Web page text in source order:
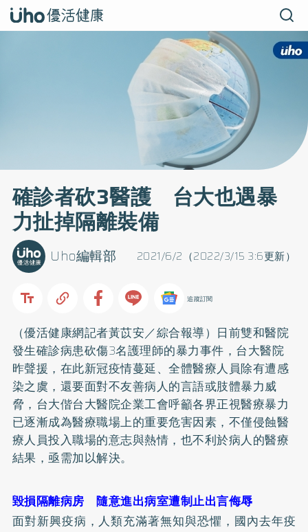
確診者砍3醫護 台大也遇暴
力扯掉隔離裝備
2021/6/2（2022/3/15 3:6更新）
Uho編輯部
追蹤訂閱
（優活健康網記者黃苡安／綜合報導）日前雙和醫院
發生確診病患砍傷3名護理師的暴力事件，台大醫院
昨聲援，在此新冠疫情蔓延、全體醫療人員除有遭感
染之虞，還要面對不友善病人的言語或肢體暴力威
脅，台大偕台大醫院企業工會呼籲各界正視醫療暴力
已逐漸成為醫療職場上的重要危害因素，不僅侵蝕醫
療人員投入職場的意志與熱情，也不利於病人的醫療
結果，亟需加以解決。
毀損隔離病房 隨意進出病室遭制止出言侮辱
面對新興疫病，人類充滿著無知與恐懼，國內去年疫